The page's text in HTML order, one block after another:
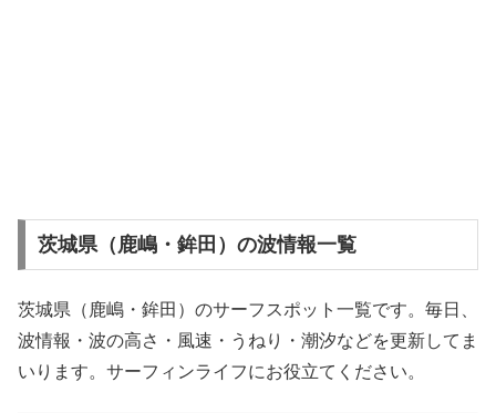
茨城県（鹿嶋・鉾田）の波情報一覧
茨城県（鹿嶋・鉾田）のサーフスポット一覧です。毎日、
波情報・波の高さ・風速・うねり・潮汐などを更新してま
いります。サーフィンライフにお役立てください。